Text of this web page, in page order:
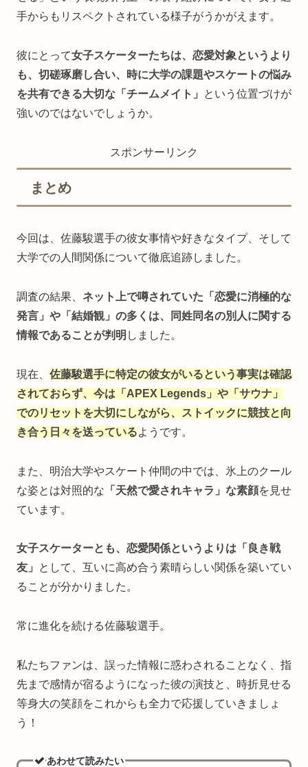
手からもリスペクトされている様子がうかがえます。
彼にとって女子スケーターたちは、恋愛対象というより
も、切磋琢磨し合い、時に大学の課題やスケートの悩み
を共有できる大切な「チームメイト」
という位置づけが
強いのではないでしょうか。
スポンサーリンク
まとめ
今回は、佐藤駿選手の彼女事情や好きなタイプ、そして
大学での人間関係について徹底追跡しました。
調査の結果、 ネット上で噂されていた「恋愛に消極的な
発言」や「結婚観」の多くは、同姓同名の別人に関する
情報であることが判明 しました。
現在、 佐藤駿選手に特定の彼女がいるという事実は確認
されておらず、今は「APEX Legends」や「サウナ」
でのリセットを大切にしながら、ストイックに競技と向
き合う日々を送っているようです。
また、明治大学やスケート仲間の中では、氷上のクール
な姿とは対照的な 「天然で愛されキャラ」な素顔を見せ
ています。
女子スケーターとも、恋愛関係というよりは「良き戦
友」
として、互いに高め合う素晴らしい関係を築いてい
ることが分かりました。
常に進化を続ける佐藤駿選手。
私たちファンは、誤った情報に惑わされることなく、指
先まで感情が宿るようになった彼の演技と、時折見せる
等身大の笑顔をこれからも全力で応援していきましょ
う！
あわせて読みたい